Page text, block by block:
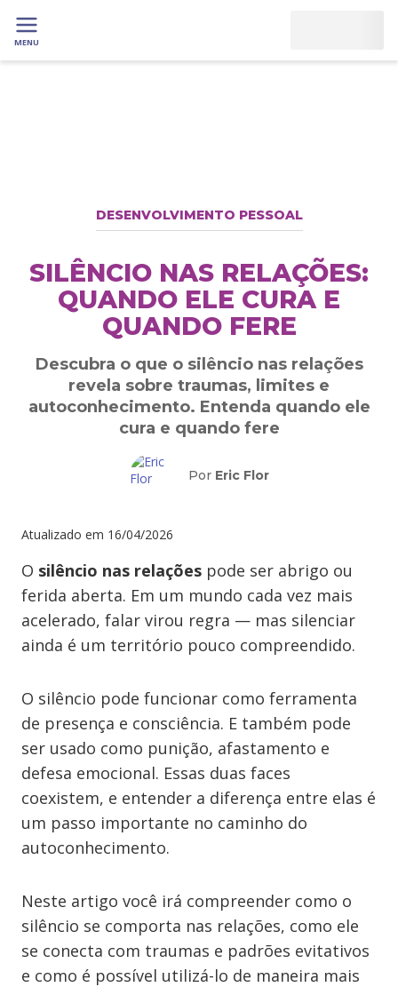
MENU
DESENVOLVIMENTO PESSOAL
SILÊNCIO NAS RELAÇÕES:
QUANDO ELE CURA E
QUANDO FERE
Descubra o que o silêncio nas relações
revela sobre traumas, limites e
autoconhecimento. Entenda quando ele
cura e quando fere
Por Eric Flor
Atualizado em 16/04/2026
O silêncio nas relações pode ser abrigo ou
ferida aberta. Em um mundo cada vez mais
acelerado, falar virou regra — mas silenciar
ainda é um território pouco compreendido.
O silêncio pode funcionar como ferramenta
de presença e consciência. E também pode
ser usado como punição, afastamento e
defesa emocional. Essas duas faces
coexistem, e entender a diferença entre elas é
um passo importante no caminho do
autoconhecimento.
Neste artigo você irá compreender como o
silêncio se comporta nas relações, como ele
se conecta com traumas e padrões evitativos
e como é possível utilizá-lo de maneira mais